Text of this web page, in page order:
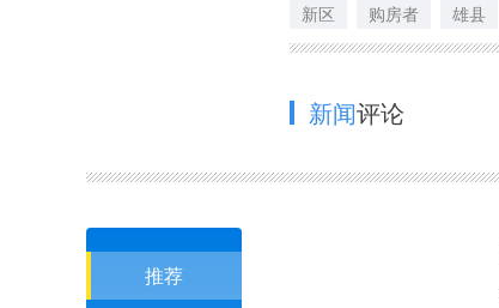
新区 购房者 雄县
新闻评论
推荐